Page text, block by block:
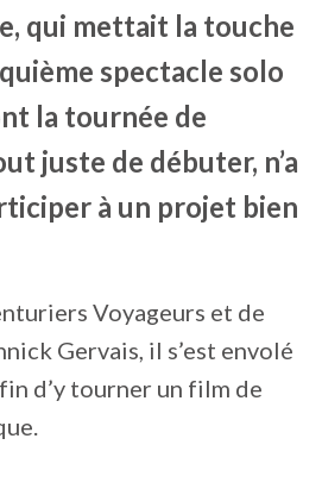
qui mettait la touche
spectacle solo
la tournée de
juste de débuter, n’a
à un projet bien
Voyageurs et de
Gervais, il s’est envolé
d’y tourner un film de